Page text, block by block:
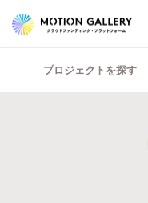
プロジェクトを探す